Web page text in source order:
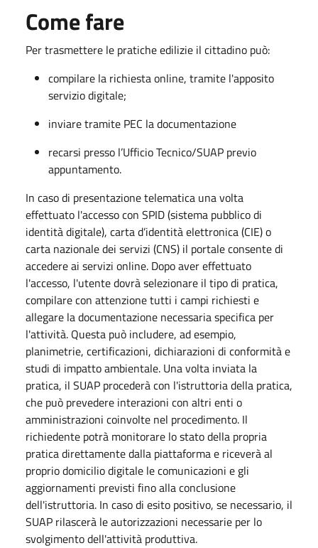
Come fare
Per trasmettere le pratiche edilizie il cittadino può:
compilare la richiesta online, tramite l'apposito
servizio digitale;
inviare tramite PEC la documentazione
recarsi presso l’Ufficio Tecnico/SUAP previo
appuntamento.
In caso di presentazione telematica una volta
effettuato l'accesso con SPID (sistema pubblico di
identità digitale), carta d’identità elettronica (CIE) o
carta nazionale dei servizi (CNS) il portale consente di
accedere ai servizi online. Dopo aver effettuato
l'accesso, l'utente dovrà selezionare il tipo di pratica,
compilare con attenzione tutti i campi richiesti e
allegare la documentazione necessaria specifica per
l'attività. Questa può includere, ad esempio,
planimetrie, certificazioni, dichiarazioni di conformità e
studi di impatto ambientale. Una volta inviata la
pratica, il SUAP procederà con l'istruttoria della pratica,
che può prevedere interazioni con altri enti o
amministrazioni coinvolte nel procedimento. Il
richiedente potrà monitorare lo stato della propria
pratica direttamente dalla piattaforma e riceverà al
proprio domicilio digitale le comunicazioni e gli
aggiornamenti previsti fino alla conclusione
dell'istruttoria. In caso di esito positivo, se necessario, il
SUAP rilascerà le autorizzazioni necessarie per lo
svolgimento dell'attività produttiva.